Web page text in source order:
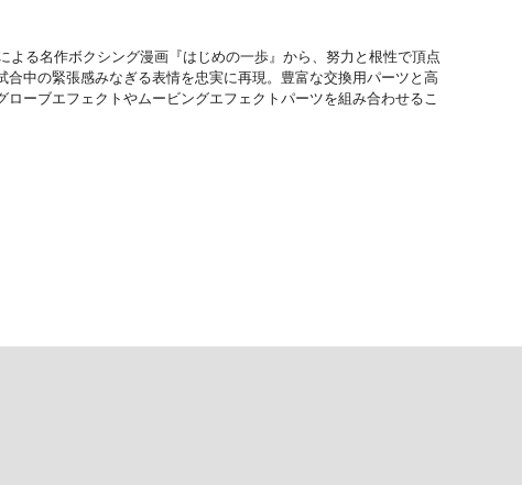
る名作ボクシング漫画『はじめの一歩』から、努力と根性で頂点
中の緊張感みなぎる表情を忠実に再現。豊富な交換用パーツと高
ーブエフェクトやムービングエフェクトパーツを組み合わせるこ